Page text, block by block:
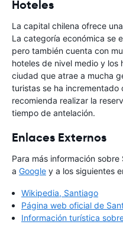
Hoteles
La capital chilena ofrece
La categoría económica se
pero también cuenta con
hoteles de nivel medio y los
ciudad que atrae a mucha
turistas se ha incrementado
recomienda realizar la
tiempo de antelación.
Enlaces Externos
Para más información
a Google y a los siguientes
Wikipedia, Santiago
Página web oficial de
Información turística